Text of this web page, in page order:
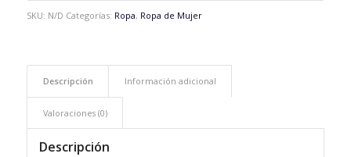
SKU: N/D Categorías: Ropa, Ropa de Mujer
Descripción Información adicional
Valoraciones (0)
Descripción